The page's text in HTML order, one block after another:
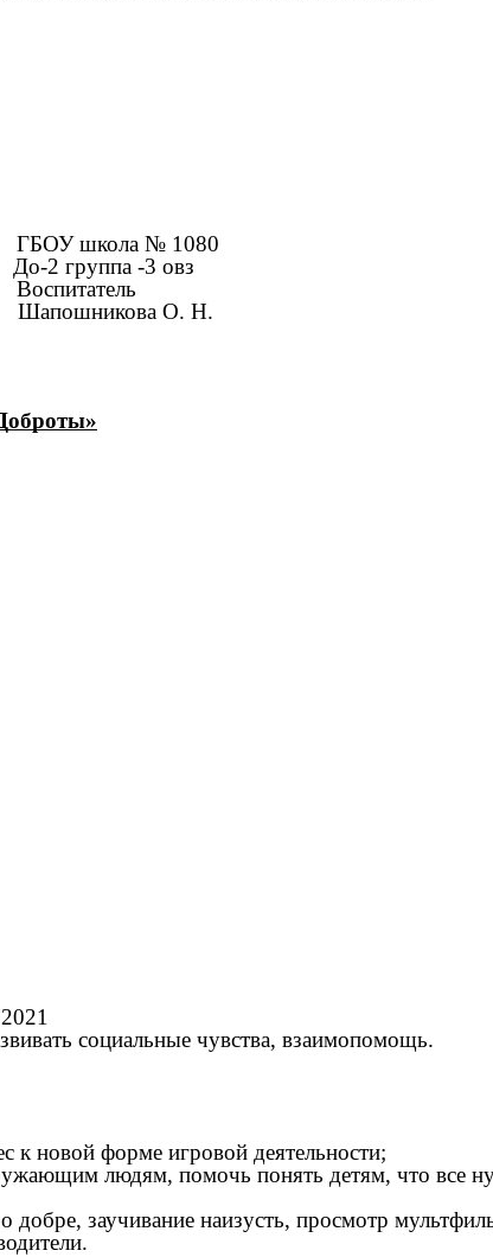
№ 1080
-3 овз
О. Н.
социальные чувства, взаимопомощь.
к новой форме игровой деятельности;
людям, помочь понять детям, что все
добре, заучивание наизусть, просмотр